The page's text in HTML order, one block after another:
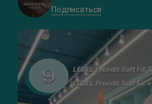
Подписаться